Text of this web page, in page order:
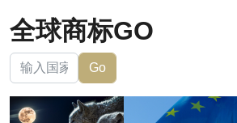
全球商标GO